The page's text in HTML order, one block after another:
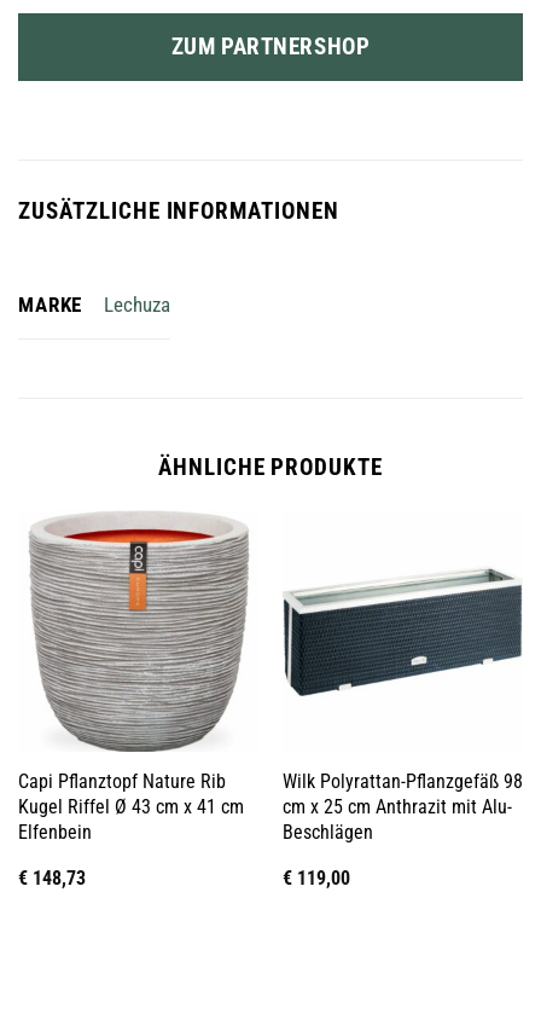
ZUM PARTNERSHOP
ZUSÄTZLICHE INFORMATIONEN
MARKE Lechuza
ÄHNLICHE PRODUKTE
Capi Pflanztopf Nature Rib
Kugel Riffel Ø 43 cm x 41 cm
Elfenbein
€148,73
Wilk Polyrattan-Pflanzgefäß 98
cm x 25 cm Anthrazit mit Alu-
Beschlägen
€119,00